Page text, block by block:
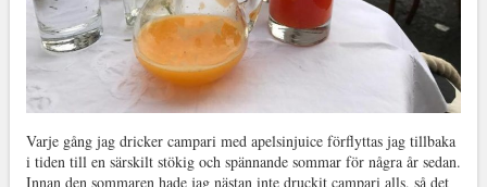
Varje gång jag dricker campari med apelsinjuice förflyttas jag tillbaka
i tiden till en särskilt stökig och spännande sommar för några år sedan.
Innan den sommaren hade jag nästan inte druckit campari alls, så det